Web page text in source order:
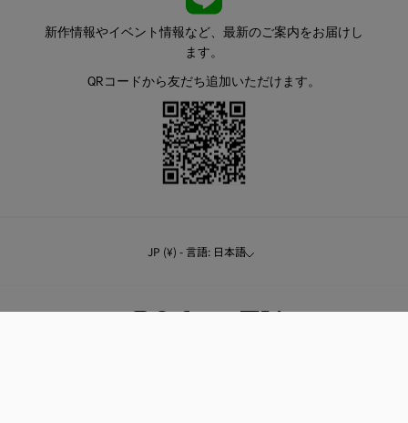
新作情報やイベント情報など、最新のご案内をお届けし
ます。
QRコードから友だち追加いただけます。
JP (¥) - 言語: 日本語